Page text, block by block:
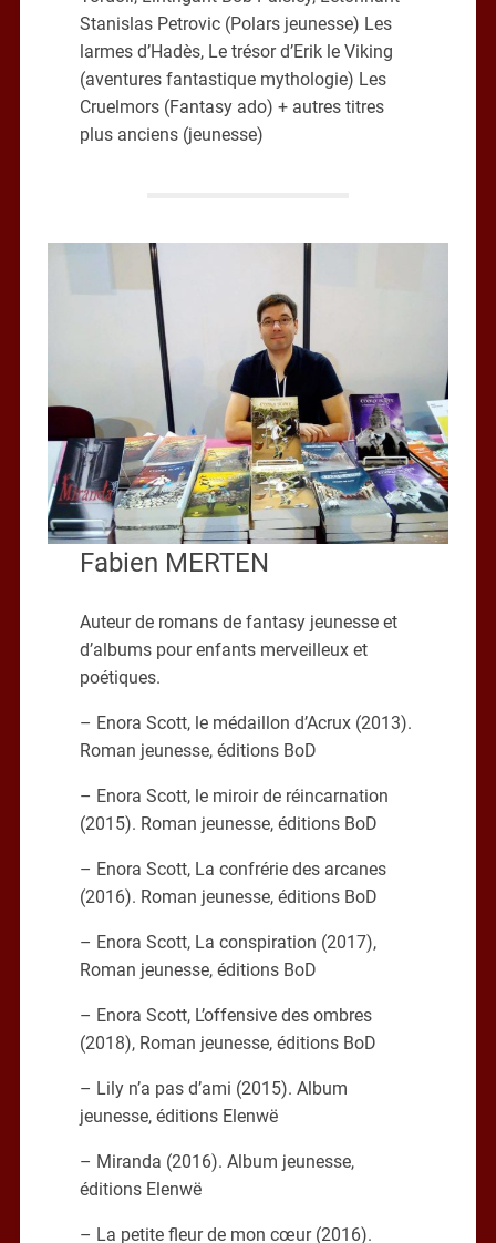
Stanislas Petrovic (Polars jeunesse) Les
larmes d’Hadès, Le trésor d’Erik le Viking
(aventures fantastique mythologie) Les
Cruelmors (Fantasy ado) + autres titres
plus anciens (jeunesse)
Fabien MERTEN
Auteur de romans de fantasy jeunesse et
d’albums pour enfants merveilleux et
poétiques.
– Enora Scott, le médaillon d’Acrux (2013).
Roman jeunesse, éditions BoD
– Enora Scott, le miroir de réincarnation
(2015). Roman jeunesse, éditions BoD
– Enora Scott, La confrérie des arcanes
(2016). Roman jeunesse, éditions BoD
– Enora Scott, La conspiration (2017),
Roman jeunesse, éditions BoD
– Enora Scott, L’offensive des ombres
(2018), Roman jeunesse, éditions BoD
– Lily n’a pas d’ami (2015). Album
jeunesse, éditions Elenwë
– Miranda (2016). Album jeunesse,
éditions Elenwë
– La petite fleur de mon cœur (2016).